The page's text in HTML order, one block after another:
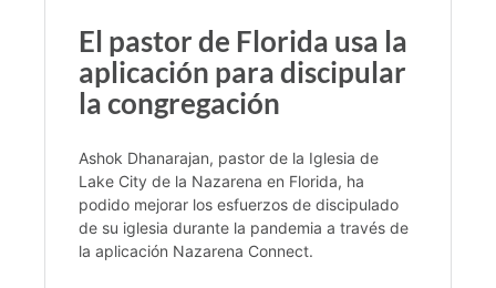
El pastor de Florida usa la
aplicación para discipular
la congregación
Ashok Dhanarajan, pastor de la Iglesia de
Lake City de la Nazarena en Florida, ha
podido mejorar los esfuerzos de discipulado
de su iglesia durante la pandemia a través de
la aplicación Nazarena Connect.